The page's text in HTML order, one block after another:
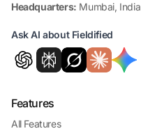
Headquarters: Mumbai, India
Ask AI about Fieldified
Features
All Features